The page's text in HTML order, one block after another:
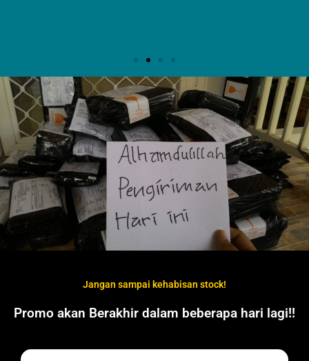
Jangan sampai kehabisan stock!
Promo akan Berakhir dalam beberapa hari lagi!!